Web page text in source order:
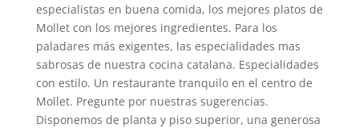
especialistas en buena comida, los mejores platos de
Mollet con los mejores ingredientes. Para los
paladares más exigentes, las especialidades mas
sabrosas de nuestra cocina catalana. Especialidades
con estilo. Un restaurante tranquilo en el centro de
Mollet. Pregunte por nuestras sugerencias.
Disponemos de planta y piso superior, una generosa